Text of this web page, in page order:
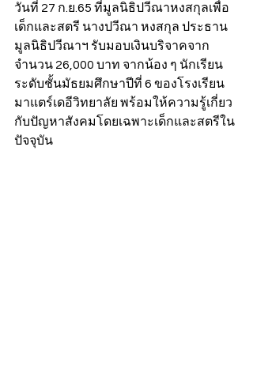
วันที่ 27 ก.ย.65 ที่มูลนิธิปวีณาหงสกุลเพื่อ
เด็กและสตรี นางปวีณา หงสกุล ประธาน
มูลนิธิปวีณาฯ รับมอบเงินบริจาคจาก
จำนวน 26,000 บาท จากน้อง ๆ นักเรียน
ระดับชั้นมัธยมศึกษาปีที่ 6 ของโรงเรียน
มาแตร์เดอีวิทยาลัย พร้อมให้ความรู้เกี่ยว
กับปัญหาสังคมโดยเฉพาะเด็กและสตรีใน
ปัจจุบัน